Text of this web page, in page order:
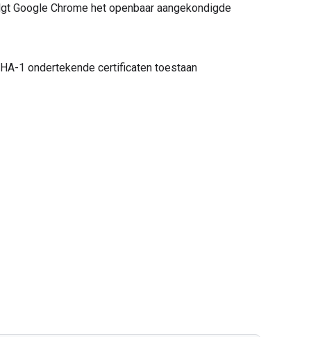
Chrome het openbaar aangekondigde
1 ondertekende certificaten toestaan